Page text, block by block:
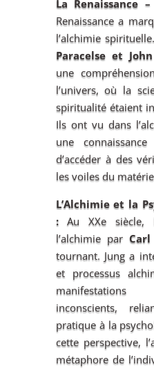
La Renaissance
Renaissance a
l’alchimie
Paracelse et
une
l’univers, où la
spiritualité étaient
Ils ont vu dans
une
d’accéder à des
les voiles du
L’Alchimie et la
:Au XXe siècle,
l’alchimie par Carl
tournant. Jung a
et processus
inconscients,
pratique à la
cette perspective,
métaphore de